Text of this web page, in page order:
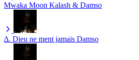
Mwaka Moon Kalash & Damso
Δ. Dieu ne ment jamais Damso